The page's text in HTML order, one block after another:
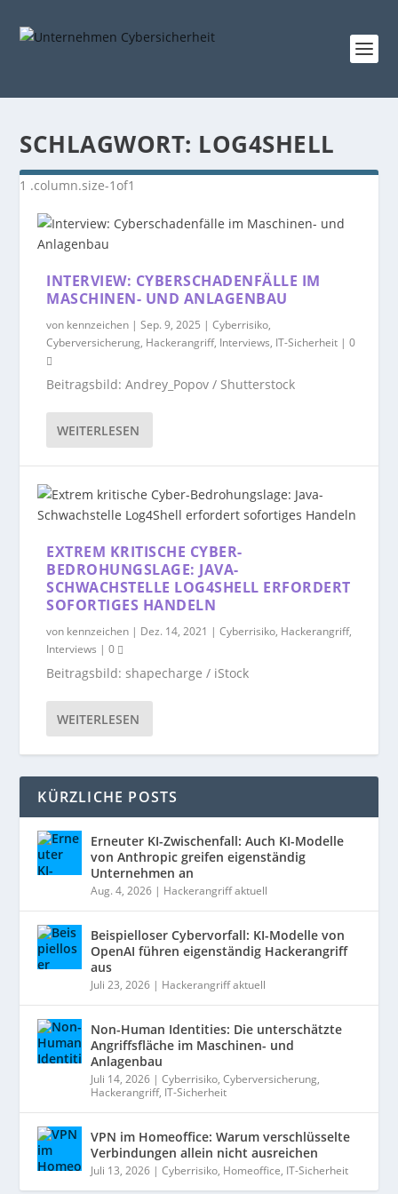
SCHLAGWORT: LOG4SHELL
INTERVIEW: CYBERSCHADENFÄLLE IM
MASCHINEN- UND ANLAGENBAU
von kennzeichen |Sep. 9, 2025 |Cyberrisiko,
Cyberversicherung, Hackerangriff, Interviews, IT-Sicherheit |0
Beitragsbild: Andrey_Popov / Shutterstock
WEITERLESEN
EXTREM KRITISCHE CYBER-
BEDROHUNGSLAGE: JAVA-
SCHWACHSTELLE LOG4SHELL ERFORDERT
SOFORTIGES HANDELN
von kennzeichen | Dez. 14, 2021 |Cyberrisiko, Hackerangriff,
Interviews |0
Beitragsbild: shapecharge / iStock
WEITERLESEN
KÜRZLICHE POSTS
Erneuter KI-Zwischenfall: Auch KI-Modelle
von Anthropic greifen eigenständig
Unternehmen an
Aug. 4, 2026 | Hackerangriff aktuell
Beispielloser Cybervorfall: KI-Modelle von
OpenAI führen eigenständig Hackerangriff
aus
Juli 23, 2026 | Hackerangriff aktuell
Non-Human Identities: Die unterschätzte
Angriffsfläche im Maschinen- und
Anlagenbau
Juli 14, 2026 |Cyberrisiko,Cyberversicherung,
Hackerangriff, IT-Sicherheit
VPN im Homeoffice: Warum verschlüsselte
Verbindungen allein nicht ausreichen
Juli 13, 2026 |Cyberrisiko, Homeoffice, IT-Sicherheit